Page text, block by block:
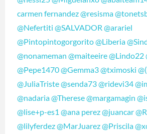
carmen fernandez@resisma
@Nefertiti @SALVADOR @arariel
@Pintopintogorgorito@Liberia
@nonameman @maiteeire@Lindo22
@Pepe1470@Gemma3@tximoski
@JuliaTriste@senda73@ridevi34
@nadaria@Therese@margamagin
@lise+p-es1 @ana perez@juancar
@lilyferdez@MarJuarez@Priscila